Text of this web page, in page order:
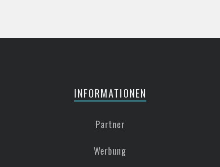
INFORMATIONEN
Partner
Werbung